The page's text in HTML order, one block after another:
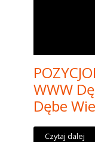
WWW
Dębe
Czytaj dalej